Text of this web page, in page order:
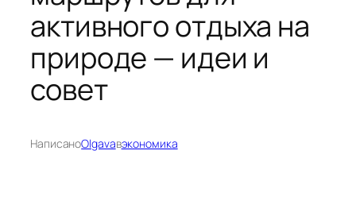
активного отдыха на
природе — идеи и
совет
НаписаноOlgavaвэкономика